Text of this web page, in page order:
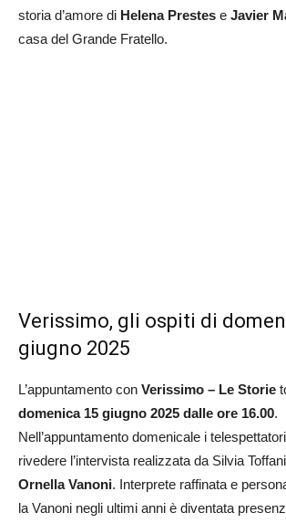
storia d’amore di Helena Prestes e Javier
casa del Grande Fratello.
Verissimo, gli ospiti di
giugno 2025
L’appuntamento con Verissimo – Le Storie
domenica 15 giugno 2025 dalle ore 16.00.
Nell’appuntamento domenicale i
rivedere l’intervista realizzata da Silvia
Ornella Vanoni. Interprete raffinata e
la Vanoni negli ultimi anni è diventata